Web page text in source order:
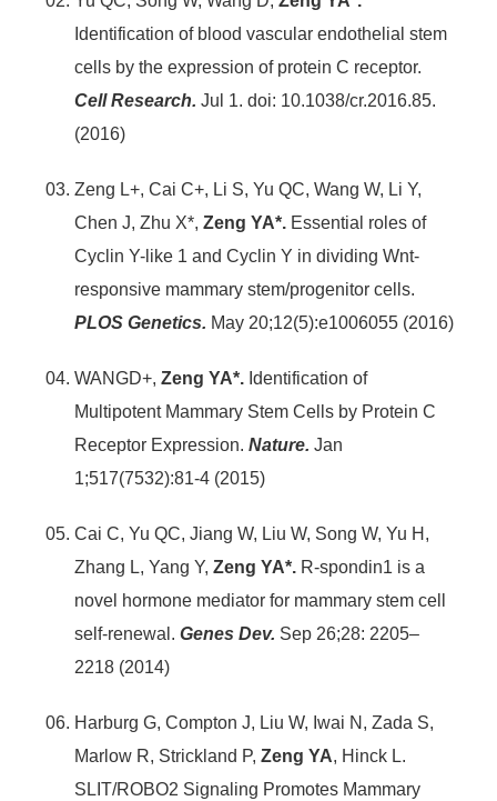
Identification of blood vascular endothelial stem
cells by the expression of protein C receptor.
Cell Research. Jul 1. doi: 10.1038/cr.2016.85.
(2016)
Zeng L+, Cai C+, Li S, Yu QC, Wang W, Li Y,
Chen J, Zhu X*,Zeng YA*. Essential roles of
Cyclin Y-like 1 and Cyclin Y in dividing Wnt-
responsive mammary stem/progenitor cells.
PLOS Genetics. May 20;12(5):e1006055 (2016)
WANGD+,Zeng YA*. Identification of
Multipotent Mammary Stem Cells by Protein C
Receptor Expression. Nature. Jan
1;517(7532):81-4 (2015)
Cai C, Yu QC, Jiang W, Liu W, Song W, Yu H,
Zhang L, Yang Y,Zeng YA*. R-spondin1 is a
novel hormone mediator for mammary stem cell
self-renewal.Genes Dev. Sep 26;28: 2205–
2218 (2014)
Harburg G, Compton J, Liu W, Iwai N, Zada S,
Marlow R, Strickland P, Zeng YA, Hinck L.
SLIT/ROBO2 Signaling Promotes Mammary